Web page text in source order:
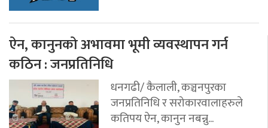
ऐन, कानुनको अभावमा भूमी व्यवस्थापन गर्न
कठिन : जनप्रतिनिधि
धनगढी/ कैलाली, कञ्चनपुरका
जनप्रतिनिधि र सरोकारवालाहरुले
कतिपय ऐन, कानुन नबन्नु...